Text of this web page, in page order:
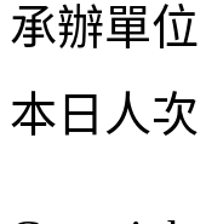
承辦單
本日人